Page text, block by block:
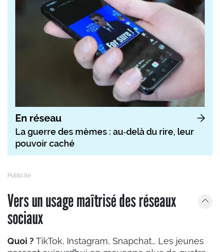
En réseau
La guerre des mèmes : au‑delà du rire, leur
pouvoir caché
Vers un usage maîtrisé des réseaux
sociaux
Quoi ? TikTok, Instagram, Snapchat… Les jeunes